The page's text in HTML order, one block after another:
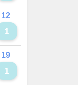
12
1
19
1